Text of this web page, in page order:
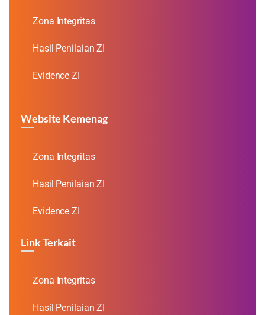
Zona Integritas
Hasil Penilaian ZI
Evidence ZI
Website Kemenag
Zona Integritas
Hasil Penilaian ZI
Evidence ZI
Link Terkait
Zona Integritas
Hasil Penilaian ZI